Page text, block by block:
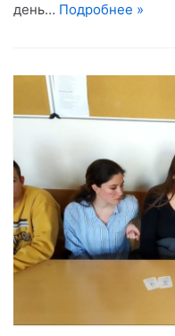
день… Подробнее »